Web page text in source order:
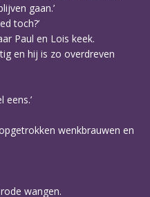
gaan.’
toch?’
Paul en Lois keek.
en hij is zo overdreven
eens.’
wenkbrauwen en
wangen.